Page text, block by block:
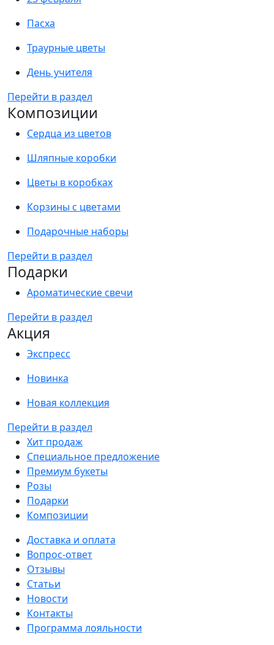
Пасха
Траурные цветы
День учителя
Перейти в раздел
Композиции
Сердца из цветов
Шляпные коробки
Цветы в коробках
Корзины с цветами
Подарочные наборы
Перейти в раздел
Подарки
Ароматические свечи
Перейти в раздел
Акция
Экспресс
Новинка
Новая коллекция
Перейти в раздел
Хит продаж
Специальное предложение
Премиум букеты
Розы
Подарки
Композиции
Доставка и оплата
Вопрос-ответ
Отзывы
Статьи
Новости
Контакты
Программа лояльности